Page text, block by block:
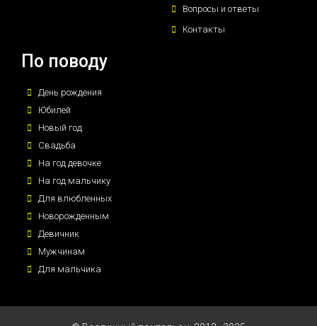
Вопросы и ответы
Контакты
По поводу
День рождения
Юбилей
Новый год
Свадьба
На год девочке
На год мальчику
Для влюбленных
Новорожденным
Девичник
Мужчинам
Для мальчика